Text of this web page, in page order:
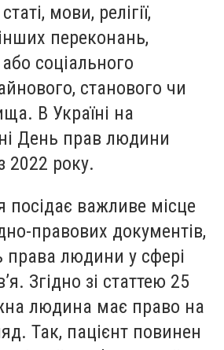
мови, релігії,
переконань,
соціального
станового чи
В Україні на
День прав людини
2022 року.
посідає важливе місце
правових документів,
права людини у сфері
Згідно зі статтею 25
людина має право на
Так, пацієнт повинен